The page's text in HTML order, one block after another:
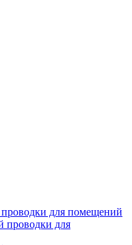
для помещений
проводки для